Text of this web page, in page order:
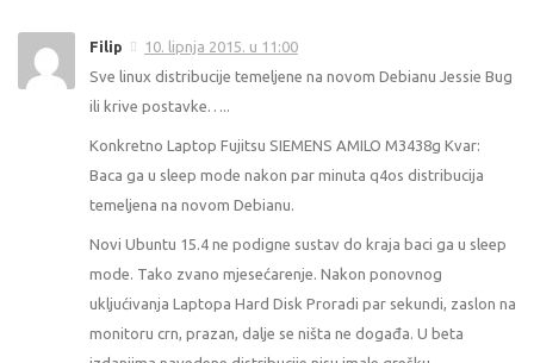
Filip
10. lipnja 2015. u 11:00
Sve linux distribucije temeljene na novom Debianu Jessie Bug
ili krive postavke…..
Konkretno Laptop Fujitsu SIEMENS AMILO M3438g Kvar:
Baca ga u sleep mode nakon par minuta q4os distribucija
temeljena na novom Debianu.
Novi Ubuntu 15.4 ne podigne sustav do kraja baci ga u sleep
mode. Tako zvano mjesećarenje. Nakon ponovnog
ukljućivanja Laptopa Hard Disk Proradi par sekundi, zaslon na
monitoru crn, prazan, dalje se ništa ne događa. U beta